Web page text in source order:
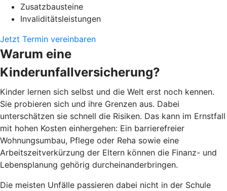
Zusatzbausteine
Invaliditätsleistungen
Jetzt Termin vereinbaren
Warum eine
Kinderunfallversicherung?
Kinder lernen sich selbst und die Welt erst noch kennen.
Sie probieren sich und ihre Grenzen aus. Dabei
unterschätzen sie schnell die Risiken. Das kann im Ernstfall
mit hohen Kosten einhergehen: Ein barrierefreier
Wohnungsumbau, Pflege oder Reha sowie eine
Arbeitszeitverkürzung der Eltern können die Finanz- und
Lebensplanung gehörig durcheinanderbringen.
Die meisten Unfälle passieren dabei nicht in der Schule